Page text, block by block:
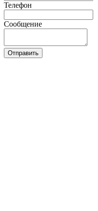
Телефон
Сообщение
Отправить